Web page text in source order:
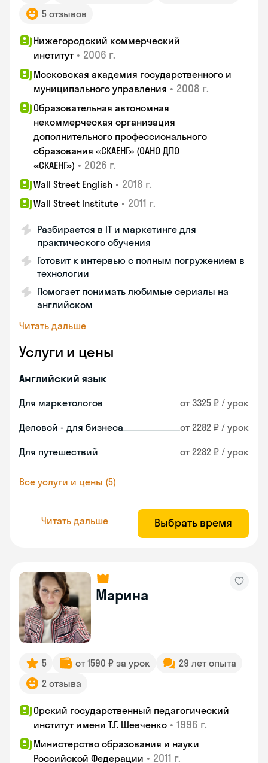
5 отзывов
Нижегородский коммерческий
институт • 2006 г.
Московская академия государственного и
муниципального управления • 2008 г.
Образовательная автономная
некоммерческая организация
дополнительного профессионального
образования «СКАЕНГ» (ОАНО ДПО
«СКАЕНГ») • 2026 г.
Wall Street English • 2018 г.
Wall Street Institute • 2011 г.
Разбирается в IT и маркетинге для
практического обучения
Готовит к интервью с полным погружением в
технологии
Помогает понимать любимые сериалы на
английском
Читать дальше
Услуги и цены
Английский язык
Для маркетологов от 3325 ₽ / урок
Деловой - для бизнеса от 2282 ₽ / урок
Для путешествий от 2282 ₽ / урок
Все услуги и цены (5)
Читать дальше Выбрать время
Марина
5 от 1590 ₽ за урок
29 лет опыта
2 отзыва
Орский государственный педагогический
институт имени Т.Г. Шевченко • 1996 г.
Министерство образования и науки
Российской Федерации • 2011 г.